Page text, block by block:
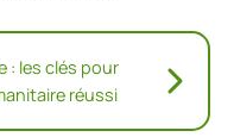
: les clés pour
réussi